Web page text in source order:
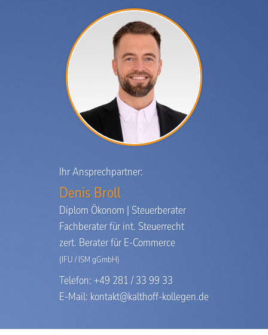
Ihr Ansprechpartner:
Denis Broll
Diplom Ökonom | Steuerberater
Fachberater für int. Steuerrecht
zert. Berater für E-Commerce
(IFU / ISM gGmbH)
Telefon: +49 281 / 33 99 33
E-Mail: kontakt@kalthoff-kollegen.de